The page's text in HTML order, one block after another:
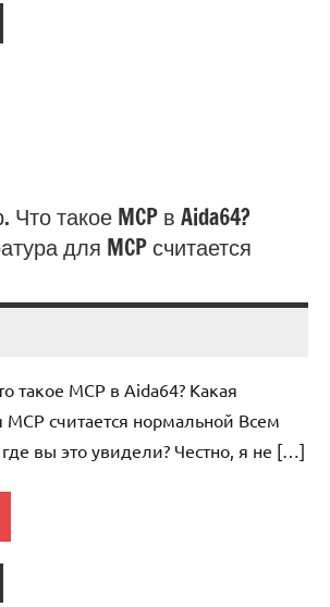
Что такое MCP в Aida64?
для MCP считается
такое MCP в Aida64? Какая
MCP считается нормальной Всем
где вы это увидели? Честно, я не […]